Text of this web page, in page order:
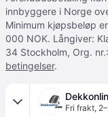
innbyggere i Norge
Minimum kjøpsbeløp
000 NOK. Långiver:
34 Stockholm, Org.
betingelser.
Fri frakt,